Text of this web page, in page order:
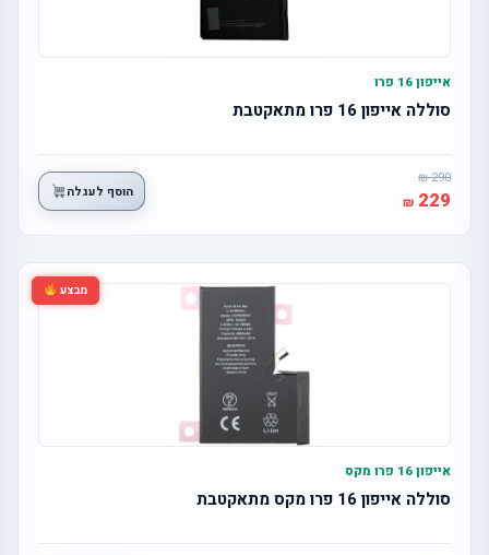
אייפון 16 פרו
סוללה אייפון 16 פרו מתאקטבת
290
229 הוסף לעגלה
מבצע
אייפון 16 פרו מקס
סוללה אייפון 16 פרו מקס מתאקטבת